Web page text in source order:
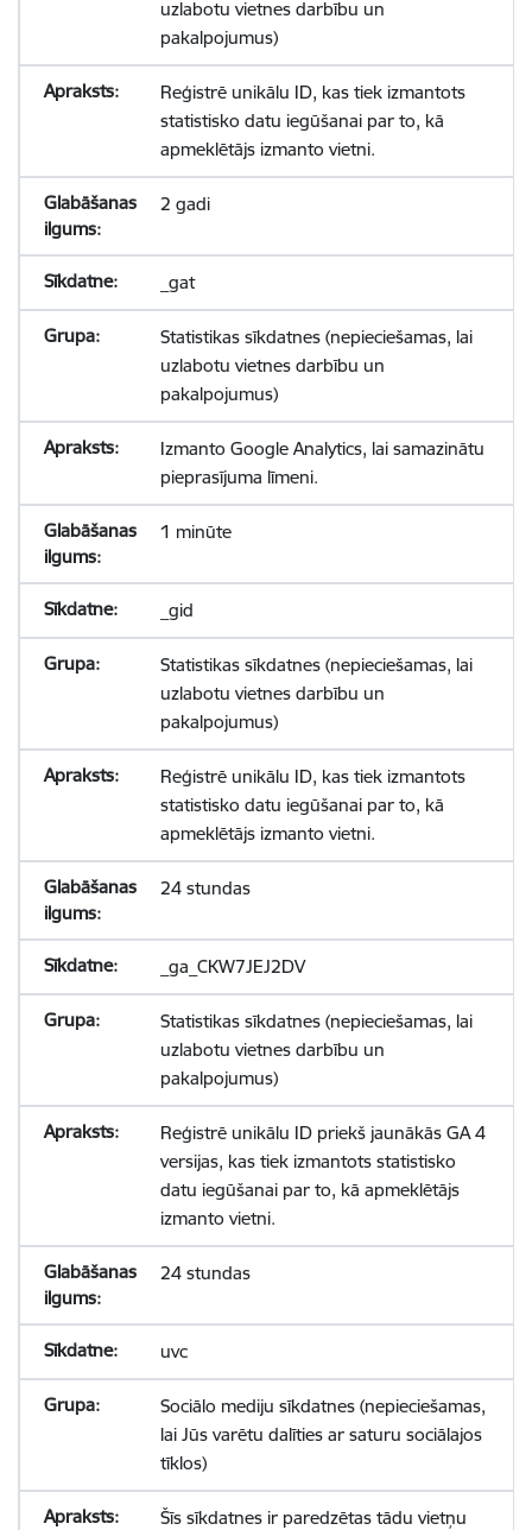
uzlabotu vietnes darbību un
pakalpojumus)
Reģistrē unikālu ID, kas tiek izmantots
statistisko datu iegūšanai par to, kā
apmeklētājs izmanto vietni.
2 gadi
_gat
Statistikas sīkdatnes (nepieciešamas, lai
uzlabotu vietnes darbību un
pakalpojumus)
Izmanto Google Analytics, lai samazinātu
pieprasījuma līmeni.
1 minūte
_gid
Statistikas sīkdatnes (nepieciešamas, lai
uzlabotu vietnes darbību un
pakalpojumus)
Reģistrē unikālu ID, kas tiek izmantots
statistisko datu iegūšanai par to, kā
apmeklētājs izmanto vietni.
24 stundas
_ga_CKW7JEJ2DV
Statistikas sīkdatnes (nepieciešamas, lai
uzlabotu vietnes darbību un
pakalpojumus)
Reģistrē unikālu ID priekš jaunākās GA 4
versijas, kas tiek izmantots statistisko
datu iegūšanai par to, kā apmeklētājs
izmanto vietni.
24 stundas
uvc
Sociālo mediju sīkdatnes (nepieciešamas,
lai Jūs varētu dalīties ar saturu sociālajos
tīklos)
Šīs sīkdatnes ir paredzētas tādu vietņu